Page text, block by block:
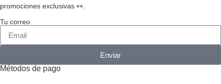
promociones exclusivas 👀.
Tu correo
Enviar
Métodos de pago